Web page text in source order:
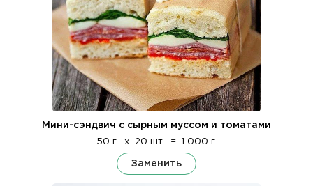
Мини-сэндвич с сырным муссом и томатами
50 г. x 20 шт. = 1 000 г.
Заменить